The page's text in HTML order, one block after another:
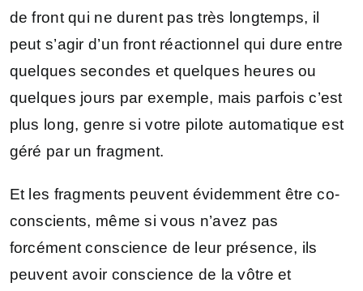
de front qui ne durent pas très longtemps, il
peut s’agir d’un front réactionnel qui dure entre
quelques secondes et quelques heures ou
quelques jours par exemple, mais parfois c’est
plus long, genre si votre pilote automatique est
géré par un fragment.
Et les fragments peuvent évidemment être co-
conscients, même si vous n’avez pas
forcément conscience de leur présence, ils
peuvent avoir conscience de la vôtre et